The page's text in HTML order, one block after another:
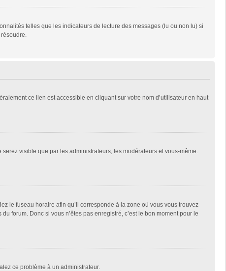
telles que les indicateurs de lecture des messages (lu ou non lu) si
ce lien est accessible en cliquant sur votre nom d’utilisateur en haut
serez visible que par les administrateurs, les modérateurs et vous-même.
le fuseau horaire afin qu’il corresponde à la zone où vous vous trouvez
forum. Donc si vous n’êtes pas enregistré, c’est le bon moment pour le
ce problème à un administrateur.